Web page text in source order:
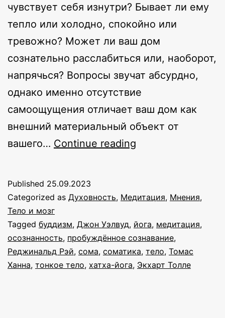
чувствует себя изнутри? Бывает ли ему
тепло или холодно, спокойно или
тревожно? Может ли ваш дом
сознательно расслабиться или, наоборот,
напрячься? Вопросы звучат абсурдно,
однако именно отсутствие
самоощущения отличает ваш дом как
внешний материальный объект от
вашего… Continue reading
о
йоге
и
медитации
Published 25.09.2023
Categorized as Духовность, Медитация, Мнения,
Тело и мозг
Tagged буддизм, Джон Уэлвуд, йога, медитация,
осознанность, пробуждённое сознавание,
Реджинальд Рэй, сома, соматика, тело, Томас
Ханна, тонкое тело, хатха-йога, Экхарт Толле